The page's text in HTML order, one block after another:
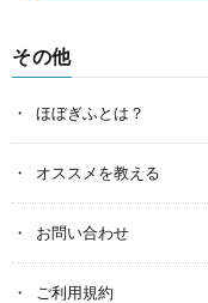
その他
ほぼぎふとは？
オススメを教える
お問い合わせ
ご利用規約